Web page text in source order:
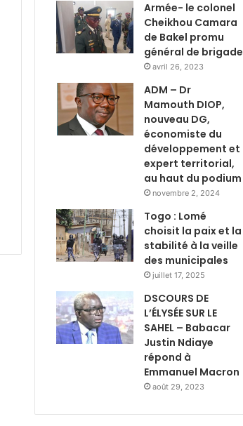
Armée- le colonel
Cheikhou Camara
de Bakel promu
général de brigade
avril 26, 2023
ADM – Dr
Mamouth DIOP,
nouveau DG,
économiste du
développement et
expert territorial,
au haut du podium
novembre 2, 2024
Togo : Lomé
choisit la paix et la
stabilité à la veille
des municipales
juillet 17, 2025
DSCOURS DE
L’ÉLYSÉE SUR LE
SAHEL – Babacar
Justin Ndiaye
répond à
Emmanuel Macron
août 29, 2023